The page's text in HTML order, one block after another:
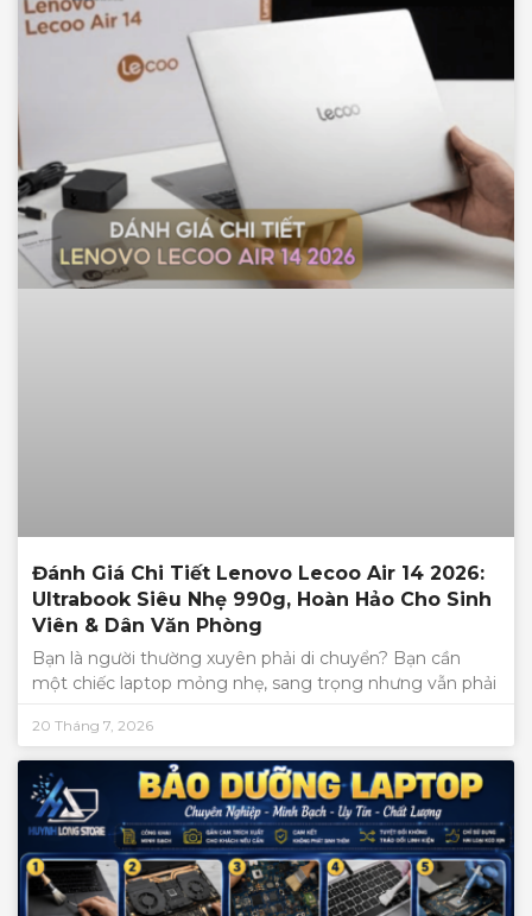
Đánh Giá Chi Tiết Lenovo Lecoo Air 14 2026:
Ultrabook Siêu Nhẹ 990g, Hoàn Hảo Cho Sinh
Viên & Dân Văn Phòng
Bạn là người thường xuyên phải di chuyển? Bạn cần
một chiếc laptop mỏng nhẹ, sang trọng nhưng vẫn phải
20 Tháng 7, 2026